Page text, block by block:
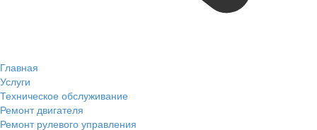
Главная
Услуги
Техническое обслуживание
Ремонт двигателя
Ремонт рулевого управления